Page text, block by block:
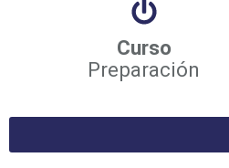
Curso
Preparación